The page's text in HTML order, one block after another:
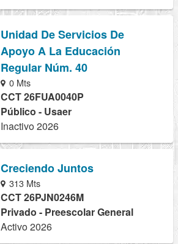
Unidad De Servicios De
Apoyo A La Educación
Regular Núm. 40
0 Mts
CCT 26FUA0040P
Público - Usaer
Inactivo 2026
Creciendo Juntos
313 Mts
CCT 26PJN0246M
Privado - Preescolar General
Activo 2026